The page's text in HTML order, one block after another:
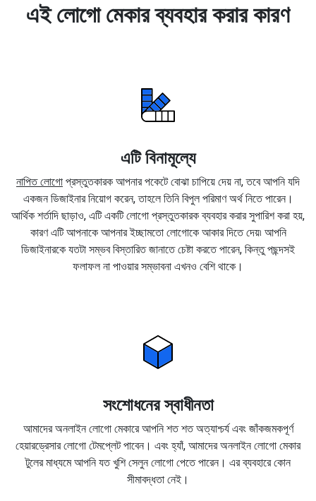
এই লোগো মেকার ব্যবহার করার কারণ
এটি বিনামূল্যে
নাপিত লোগো প্রস্তুতকারক আপনার পকেটে বোঝা চাপিয়ে দেয় না, তবে আপনি যদি
একজন ডিজাইনার নিয়োগ করেন, তাহলে তিনি বিপুল পরিমাণ অর্থ নিতে পারেন।
আর্থিক শর্তাদি ছাড়াও, এটি একটি লোগো প্রস্তুতকারক ব্যবহার করার সুপারিশ করা হয়,
কারণ এটি আপনাকে আপনার ইচ্ছামতো লোগোকে আকার দিতে দেয়৷ আপনি
ডিজাইনারকে যতটা সম্ভব বিস্তারিত জানাতে চেষ্টা করতে পারেন, কিন্তু পছন্দসই
ফলাফল না পাওয়ার সম্ভাবনা এখনও বেশি থাকে।
সংশোধনের স্বাধীনতা
আমাদের অনলাইন লোগো মেকারে আপনি শত শত অত্যাশ্চর্য এবং জাঁকজমকপূর্ণ
হেয়ারড্রেসার লোগো টেমপ্লেট পাবেন। এবং হ্যাঁ, আমাদের অনলাইন লোগো মেকার
টুলের মাধ্যমে আপনি যত খুশি সেলুন লোগো পেতে পারেন। এর ব্যবহারে কোন
সীমাবদ্ধতা নেই।